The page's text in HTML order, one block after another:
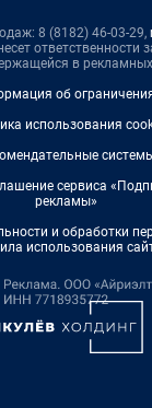
8 (8182) 46-03-29,
ответственности
в
об
использования
сервиса
рекламы»
и обработки
использования